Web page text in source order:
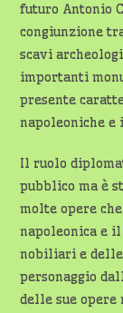
futuro Antonio
congiunzione
scavi
importanti
presente
napoleoniche
Il ruolo
pubblico ma è
molte opere
napoleonica e
nobiliari e delle
personaggio
delle sue